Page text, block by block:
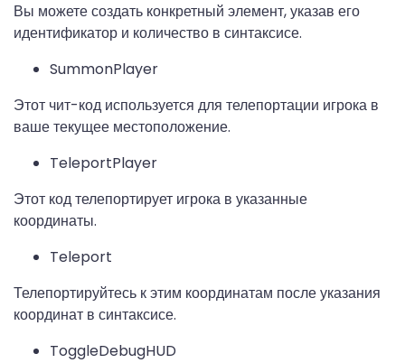
Вы можете создать конкретный элемент, указав его
идентификатор и количество в синтаксисе.
SummonPlayer
Этот чит-код используется для телепортации игрока в
ваше текущее местоположение.
TeleportPlayer
Этот код телепортирует игрока в указанные
координаты.
Teleport
Телепортируйтесь к этим координатам после указания
координат в синтаксисе.
ToggleDebugHUD